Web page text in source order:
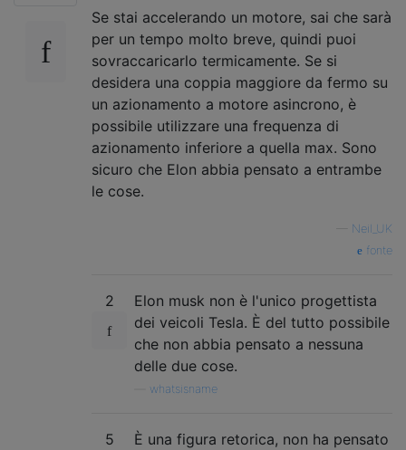
Se stai accelerando un motore, sai che sarà
per un tempo molto breve, quindi puoi
sovraccaricarlo termicamente. Se si
desidera una coppia maggiore da fermo su
un azionamento a motore asincrono, è
possibile utilizzare una frequenza di
azionamento inferiore a quella max. Sono
sicuro che Elon abbia pensato a entrambe
le cose.
Neil_UK
fonte
2
Elon musk non è l'unico progettista
dei veicoli Tesla. È del tutto possibile
che non abbia pensato a nessuna
delle due cose.
whatsisname
5
È una figura retorica, non ha pensato